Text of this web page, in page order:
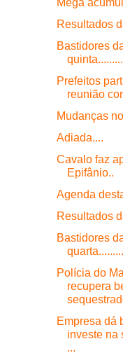
Mega
Resultados
Bastidores
Prefeitos
reunião
Mudanças
Adiada....
Cavalo faz
Epifânio..
Agenda
Resultados
Bastidores
Polícia do
recupera
Empresa dá
investe na
...